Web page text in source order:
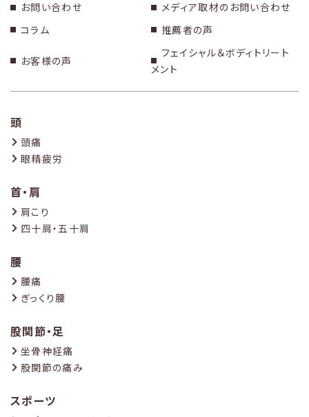
お問い合わせ
メディア取材のお問い合わせ
コラム
推薦者の声
お客様の声
フェイシャル＆ボディトリート
メント
頭
頭痛
眼精疲労
首・肩
肩こり
四十肩・五十肩
腰
腰痛
ぎっくり腰
股関節・足
坐骨神経痛
股関節の痛み
スポーツ